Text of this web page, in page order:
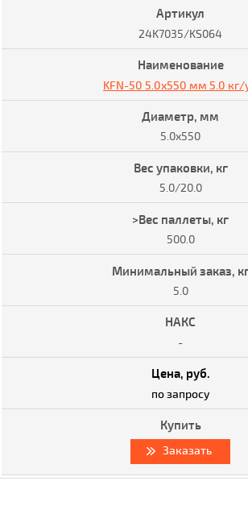
24K7035/KS064
KFN-50 5.0x550 мм 5.0 кг/
5.0x550
5.0/20.0
500.0
5.0
-
по запросу
Заказать